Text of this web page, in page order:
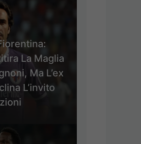
La Maglia
Ma L’ex
L’invito